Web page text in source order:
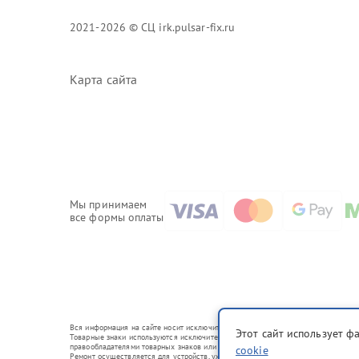
2021-2026 © СЦ irk.pulsar-fix.ru
Карта сайта
Мы принимаем
все формы оплаты
Вся информация на сайте носит исключительно справочный характер.
Товарные знаки используются исключительно для описания устройств, в
правообладателями товарных знаков или их официальными представителями.
Ремонт осуществляется для устройств, уже введенных в гражданский оборот в
Этот сайт использует
cookie